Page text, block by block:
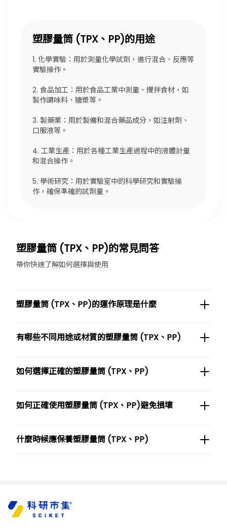
塑膠量筒 (TPX、PP)的用途
1. 化學實驗：用於測量化學試劑，進行混合、反應等
實驗操作。
2. 食品加工：用於食品工業中測量、攪拌食材，如
製作調味料、糖漿等。
3. 製藥業：用於製備和混合藥品成分，如注射劑、
口服液等。
4. 工業生產：用於各種工業生產過程中的液體計量
和混合操作。
5. 學術研究：用於實驗室中的科學研究和實驗操
作，確保準確的試劑量。
塑膠量筒 (TPX、PP)的常見問答
帶你快速了解如何選擇與使用
塑膠量筒 (TPX、PP)的運作原理是什麼
有哪些不同用途或材質的塑膠量筒 (TPX、PP)
如何選擇正確的塑膠量筒 (TPX、PP)
如何正確使用塑膠量筒 (TPX、PP)避免損壞
什麼時候應保養塑膠量筒 (TPX、PP)